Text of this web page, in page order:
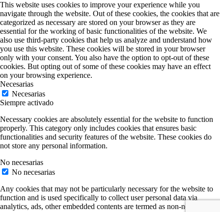
This website uses cookies to improve your experience while you
navigate through the website. Out of these cookies, the cookies that are
categorized as necessary are stored on your browser as they are
essential for the working of basic functionalities of the website. We
also use third-party cookies that help us analyze and understand how
you use this website. These cookies will be stored in your browser
only with your consent. You also have the option to opt-out of these
cookies. But opting out of some of these cookies may have an effect
on your browsing experience.
Necesarias
Necesarias
Siempre activado
Necessary cookies are absolutely essential for the website to function
properly. This category only includes cookies that ensures basic
functionalities and security features of the website. These cookies do
not store any personal information.
No necesarias
No necesarias
Any cookies that may not be particularly necessary for the website to
function and is used specifically to collect user personal data via
analytics, ads, other embedded contents are termed as non-necessary